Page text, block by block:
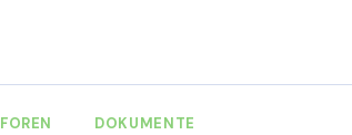
FOREN DOKUMENTE